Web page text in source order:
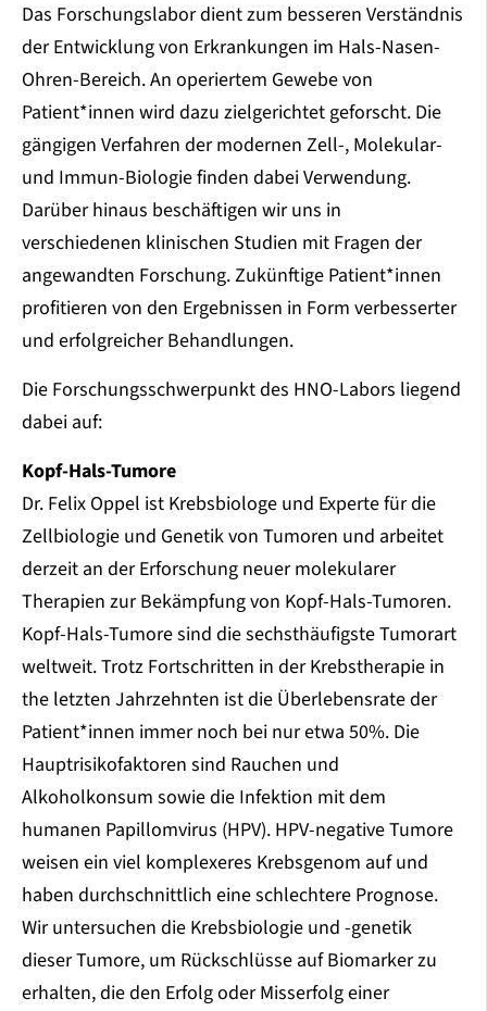
Das Forschungslabor dient zum besseren Verständnis
der Entwicklung von Erkrankungen im Hals-Nasen-
Ohren-Bereich. An operiertem Gewebe von
Patient*innen wird dazu zielgerichtet geforscht. Die
gängigen Verfahren der modernen Zell-, Molekular-
und Immun-Biologie finden dabei Verwendung.
Darüber hinaus beschäftigen wir uns in
verschiedenen klinischen Studien mit Fragen der
angewandten Forschung. Zukünftige Patient*innen
profitieren von den Ergebnissen in Form verbesserter
und erfolgreicher Behandlungen.
Die Forschungsschwerpunkt des HNO-Labors liegend
dabei auf:
Kopf-Hals-Tumore
Dr. Felix Oppel ist Krebsbiologe und Experte für die
Zellbiologie und Genetik von Tumoren und arbeitet
derzeit an der Erforschung neuer molekularer
Therapien zur Bekämpfung von Kopf-Hals-Tumoren.
Kopf-Hals-Tumore sind die sechsthäufigste Tumorart
weltweit. Trotz Fortschritten in der Krebstherapie in
the letzten Jahrzehnten ist die Überlebensrate der
Patient*innen immer noch bei nur etwa 50%. Die
Hauptrisikofaktoren sind Rauchen und
Alkoholkonsum sowie die Infektion mit dem
humanen Papillomvirus (HPV). HPV-negative Tumore
weisen ein viel komplexeres Krebsgenom auf und
haben durchschnittlich eine schlechtere Prognose.
Wir untersuchen die Krebsbiologie und -genetik
dieser Tumore, um Rückschlüsse auf Biomarker zu
erhalten, die den Erfolg oder Misserfolg einer